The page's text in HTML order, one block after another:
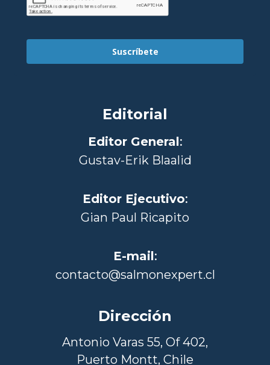
Suscríbete
Editorial
Editor General:
Gustav-Erik Blaalid
Editor Ejecutivo:
Gian Paul Ricapito
E-mail:
contacto@salmonexpert.cl
Dirección
Antonio Varas 55, Of 402,
Puerto Montt, Chile